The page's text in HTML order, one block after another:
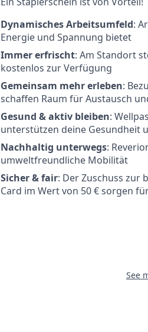
Dynamisches Arbeitsumfeld:
Energie und Spannung bietet
Immer erfrischt: Am Standort
kostenlos zur Verfügung
Gemeinsam mehr erleben:
schaffen Raum für Austausch
Gesund & aktiv bleiben:
unterstützen deine Gesundheit
Nachhaltig unterwegs:
umweltfreundliche Mobilität
Sicher & fair: Der Zuschuss zur
Card im Wert von 50 € sorgen
See